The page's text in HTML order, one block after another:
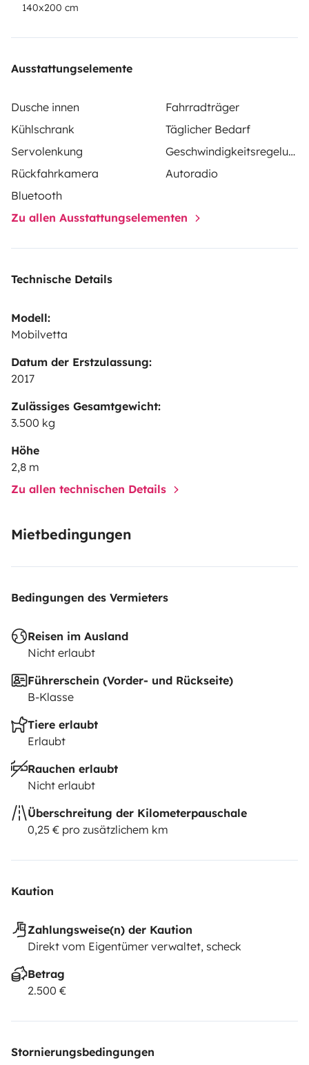
140x200 cm
Ausstattungselemente
Dusche innen
Fahrradträger
Kühlschrank
Täglicher Bedarf
Servolenkung
Geschwindigkeitsregelung
Rückfahrkamera
Autoradio
Bluetooth
Zu allen Ausstattungselementen
Technische Details
Modell:
Mobilvetta
Datum der Erstzulassung:
2017
Zulässiges Gesamtgewicht:
3.500 kg
Höhe
2,8 m
Zu allen technischen Details
Mietbedingungen
Bedingungen des Vermieters
Reisen im Ausland
Nicht erlaubt
Führerschein (Vorder- und Rückseite)
B-Klasse
Tiere erlaubt
Erlaubt
Rauchen erlaubt
Nicht erlaubt
Überschreitung der Kilometerpauschale
0,25 € pro zusätzlichem km
Kaution
Zahlungsweise(n) der Kaution
Direkt vom Eigentümer verwaltet, scheck
Betrag
2.500 €
Stornierungsbedingungen